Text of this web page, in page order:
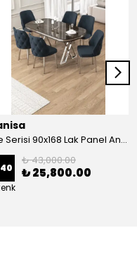
Afe Serisi 90x168 Lak Panel Antrasit İroni Masa ve 6 Sandalye Krom Kaplama Ayak
40
₺ 43,000.00
₺ 25,800.00